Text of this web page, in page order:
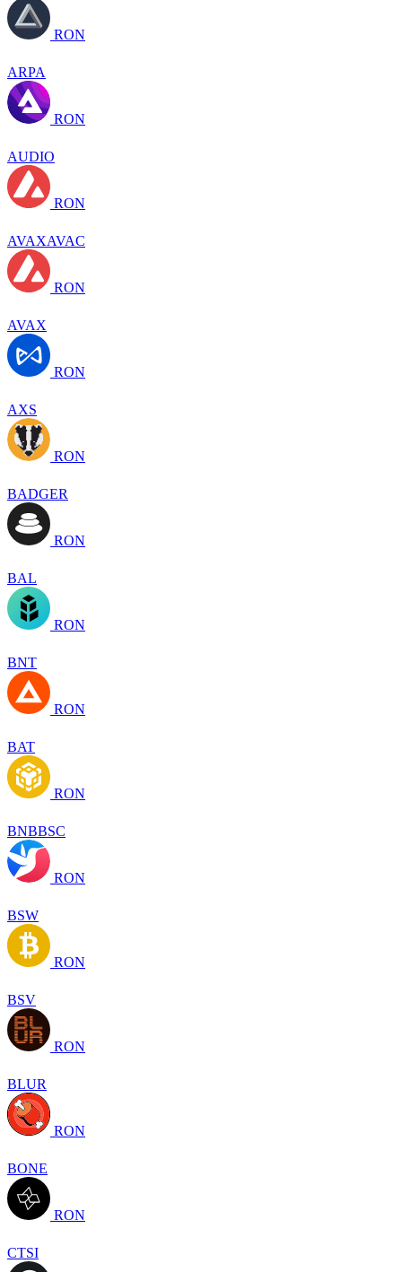
RON
ARPA
RON
AUDIO
RON
AVAXAVAC
RON
AVAX
RON
AXS
RON
BADGER
RON
BAL
RON
BNT
RON
BAT
RON
BNBBSC
RON
BSW
RON
BSV
RON
BLUR
RON
BONE
RON
CTSI